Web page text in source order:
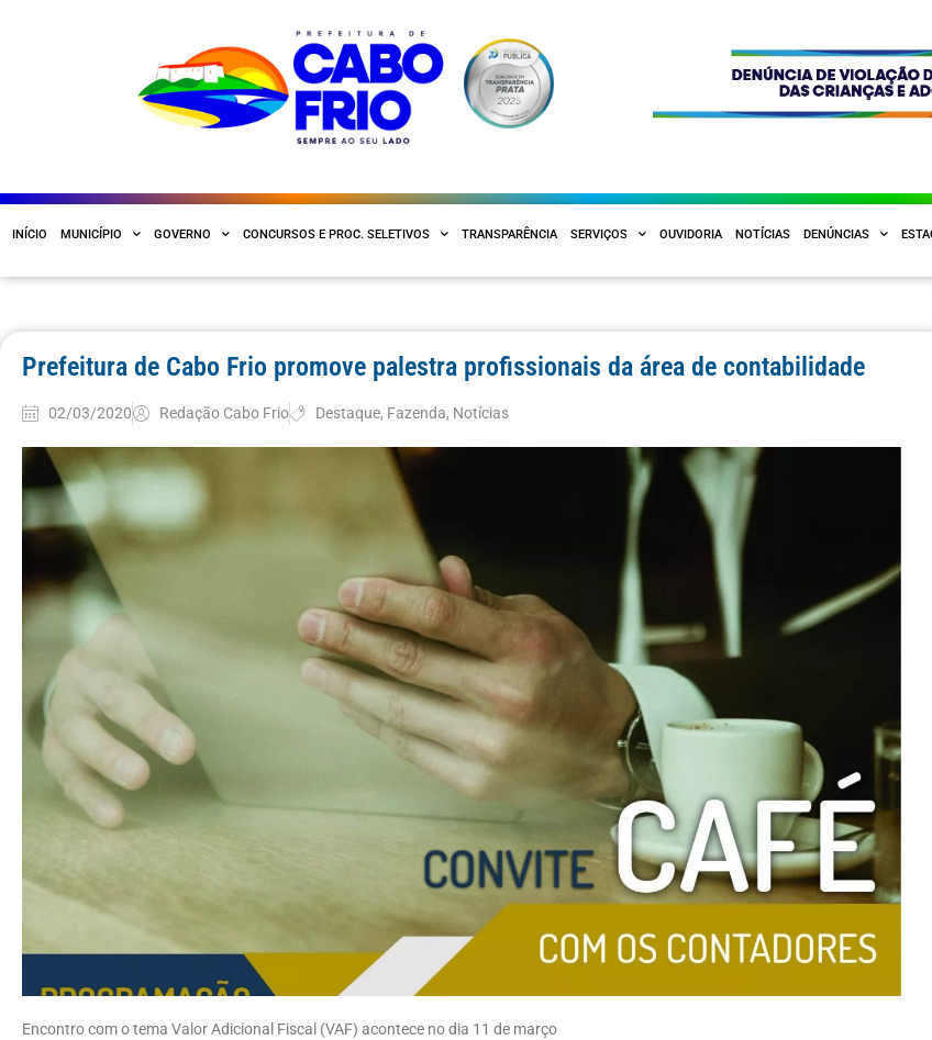
INÍCIO MUNICÍPIO GOVERNO CONCURSOS E PROC. SELETIVOS TRANSPARÊNCIA SERVIÇOS OUVIDORIA NOTÍCIAS DENÚNCIAS
Prefeitura de Cabo Frio promove palestra profissionais da área de contabilidade
02/03/2020 Redação Cabo Frio Destaque, Fazenda, Notícias
Encontro com o tema Valor Adicional Fiscal (VAF) acontece no dia 11 de março